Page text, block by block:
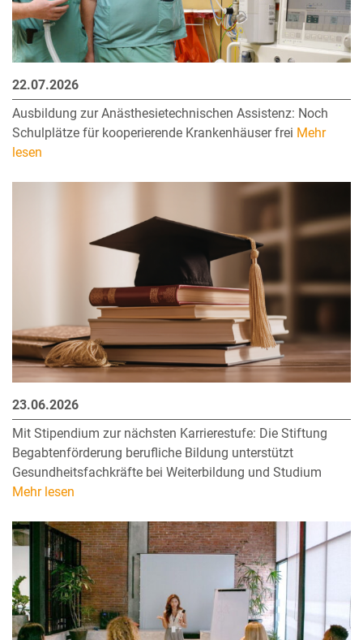
22.07.2026
Ausbildung zur Anästhesietechnischen Assistenz: Noch
Schulplätze für kooperierende Krankenhäuser frei Mehr
lesen
23.06.2026
Mit Stipendium zur nächsten Karrierestufe: Die Stiftung
Begabtenförderung berufliche Bildung unterstützt
Gesundheitsfachkräfte bei Weiterbildung und Studium
Mehr lesen